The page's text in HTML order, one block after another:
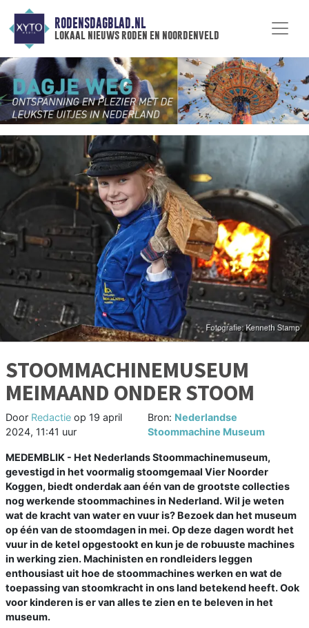
RODENSDAGBLAD.NL
lokaal nieuws roden en noordenveld
STOOMMACHINEMUSEUM
MEIMAAND ONDER STOOM
Door Redactie op 19 april
2024, 11:41 uur
Bron: Nederlandse
Stoommachine Museum
MEDEMBLIK - Het Nederlands Stoommachinemuseum,
gevestigd in het voormalig stoomgemaal Vier Noorder
Koggen, biedt onderdak aan één van de grootste collecties
nog werkende stoommachines in Nederland. Wil je weten
wat de kracht van water en vuur is? Bezoek dan het museum
op één van de stoomdagen in mei. Op deze dagen wordt het
vuur in de ketel opgestookt en kun je de robuuste machines
in werking zien. Machinisten en rondleiders leggen
enthousiast uit hoe de stoommachines werken en wat de
toepassing van stoomkracht in ons land betekend heeft. Ook
voor kinderen is er van alles te zien en te beleven in het
museum.